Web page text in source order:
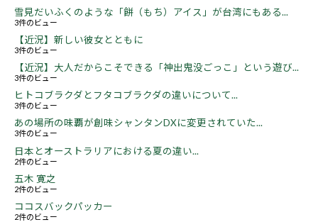
雪見だいふくのような「餅（もち）アイス」が台湾にもある...
3件のビュー
【近況】新しい彼女とともに
3件のビュー
【近況】大人だからこそできる「神出鬼没ごっこ」という遊び...
3件のビュー
ヒトコブラクダとフタコブラクダの違いについて...
3件のビュー
あの場所の味覇が創味シャンタンDXに変更されていた...
3件のビュー
日本とオーストラリアにおける夏の違い...
2件のビュー
五木 寛之
2件のビュー
ココスバックパッカー
2件のビュー